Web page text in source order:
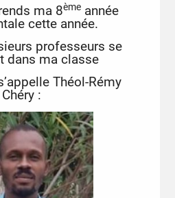
ma 8ème année
cette année.
professeurs se
dans ma classe
Théol-Rémy
Chéry :